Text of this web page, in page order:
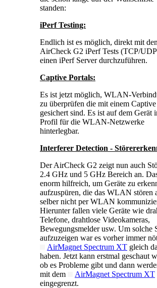
standen:
iPerf Testing:
Endlich ist es möglich, direkt mit
AirCheck G2 iPerf Tests (TCP/
einen iPerf Server durchzuführen.
Captive Portals:
Es ist jetzt möglich, WLAN-
zu überprüfen die mit einem
gesichert sind. Es ist auf dem Gerät
Profil für die WLAN-Netzwerke
hinterlegbar.
Interferer Detection -
Der AirCheck G2 zeigt nun auch
2.4 GHz und 5 GHz Bereich an.
enorm hilfreich, um Geräte zu
aufzuspüren, die das WLAN stören
selber nicht per WLAN
Hierunter fallen viele Geräte wie
Telefone, drahtlose Videokameras,
Bewegungsmelder usw. Um solche
aufzuzeigen war es vorher immer
AirMagnet Spectrum XT gleich
haben. Jetzt kann erstmal geschaut
ob es Probleme gibt und dann
mit dem
AirMagnet Spectrum XT
eingegrenzt.